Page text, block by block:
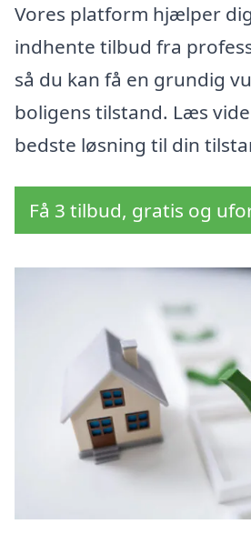
Vores platform hjælper
indhente tilbud fra
så du kan få en grundig
boligens tilstand. Læs
bedste løsning til din
Få 3 tilbud, gratis og